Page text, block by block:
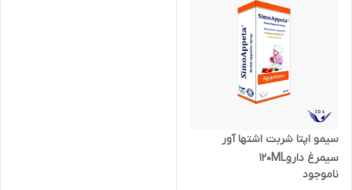
سیمو اپتا شربت اشتها آور
سیمرغ دارو120ML
ناموجود